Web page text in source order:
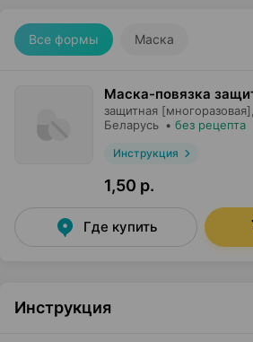
Все формы Маска
Маска-повязка
защитная [многоразовая],
Беларусь • без рецепта
Инструкция
1,50 р.
Где купить
Инструкция